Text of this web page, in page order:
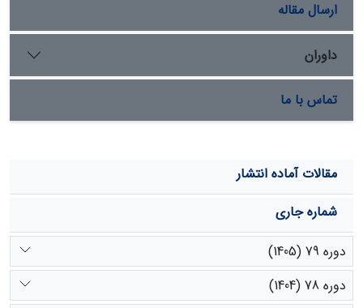
برخوردار است.
ارسال مقاله
داوران
تماس با ما
مقالات آماده انتشار
شماره جاری
دوره 79 (1405)
دوره 78 (1404)